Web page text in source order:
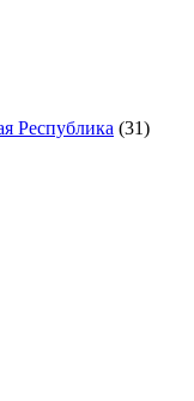
Республика (31)